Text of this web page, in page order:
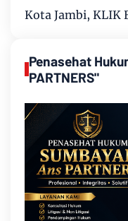
Kota Jambi, KLIK
Penasehat
PARTNERS"